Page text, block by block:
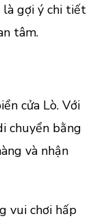
là gợi ý chi tiết
tâm.
cửa Lò. Với
chuyển bằng
và nhận
vui chơi hấp